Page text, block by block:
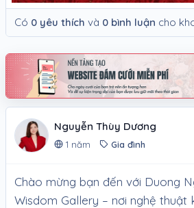
Có 0 yêu thích và 0 bình luận cho
Nguyễn Thùy Dương
1 năm Gia đình
Chào mừng bạn đến với Duong
Wisdom Gallery – nơi nghệ thuật